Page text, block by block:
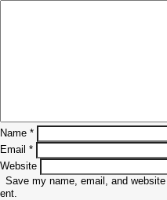
Name *
Email *
Website
Save my name, email, and
ent.